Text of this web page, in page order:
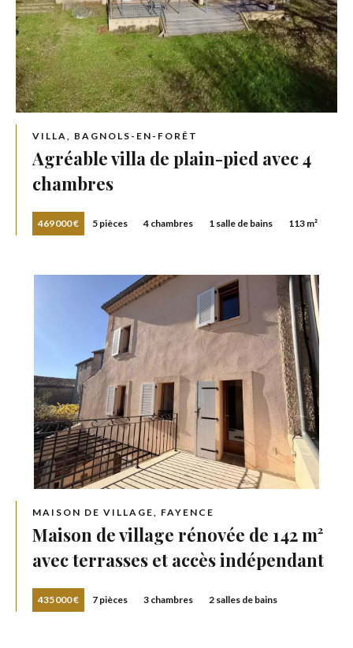
VILLA, BAGNOLS-EN-FORÊT
Agréable villa de plain-pied avec 4
chambres
469 000 € 5 pièces 4 chambres 1 salle de bains 113 m²
MAISON DE VILLAGE, FAYENCE
Maison de village rénovée de 142 m²
avec terrasses et accès indépendant
435 000 € 7 pièces 3 chambres 2 salles de bains